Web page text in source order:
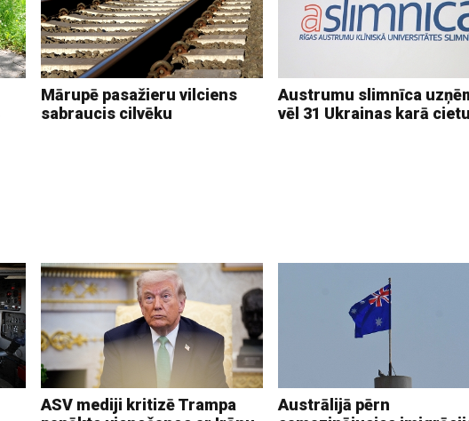
Mārupē pasažieru vilciens
sabraucis cilvēku
Austrumu slimnīca
vēl 31 Ukrainas karā
ASV mediji kritizē Trampa
Austrālijā pērn